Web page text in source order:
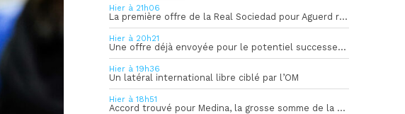
Hier à 21h06
La première offre de la Real Sociedad pour Aguerd refusée par l’OM
Hier à 20h21
Une offre déjà envoyée pour le potentiel successeur de Rulli
Hier à 19h36
Un latéral international libre ciblé par l’OM
Hier à 18h51
Accord trouvé pour Medina, la grosse somme de la vente dévoilée